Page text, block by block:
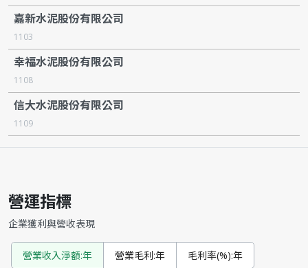
嘉新水泥股份有限公司
1103
幸福水泥股份有限公司
1108
信大水泥股份有限公司
1109
營運指標
企業獲利與營收表現
營業收入淨額:年 營業毛利:年 毛利率(%):年